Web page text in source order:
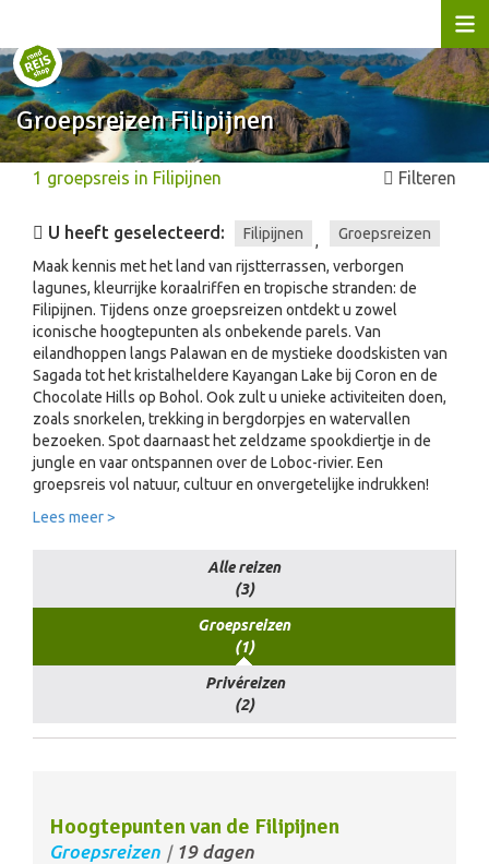
Groepsreizen Filipijnen
1 groepsreis in Filipijnen Filteren
U heeft geselecteerd: Filipijnen ,
Groepsreizen
Maak kennis met het land van rijstterrassen, verborgen
lagunes, kleurrijke koraalriffen en tropische stranden: de
Filipijnen. Tijdens onze groepsreizen ontdekt u zowel
iconische hoogtepunten als onbekende parels. Van
eilandhoppen langs Palawan en de mystieke doodskisten van
Sagada tot het kristalheldere Kayangan Lake bij Coron en de
Chocolate Hills op Bohol. Ook zult u unieke activiteiten doen,
zoals snorkelen, trekking in bergdorpjes en watervallen
bezoeken. Spot daarnaast het zeldzame spookdiertje in de
jungle en vaar ontspannen over de Loboc-rivier. Een
groepsreis vol natuur, cultuur en onvergetelijke indrukken!
Lees meer >
Alle reizen
(3)
Groepsreizen
(1)
Privéreizen
(2)
Hoogtepunten van de Filipijnen
Groepsreizen / 19 dagen